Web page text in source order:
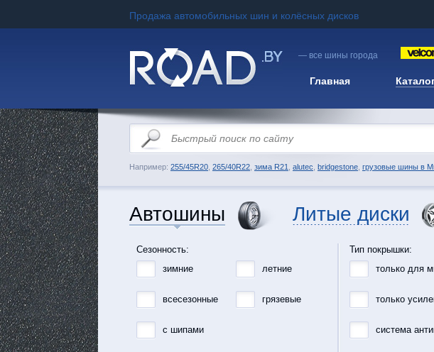
Продажа автомобильных шин и колёсных дисков
— все шины города
Главная
Например: 255/45R20 265/40R22 зима R21 alutec bridgestone грузовые шины в
Автошины Литые диски
Сезонность:
зимние
летние
всесезонные грязевые
с шипами
Тип покрышки:
только для
только
система